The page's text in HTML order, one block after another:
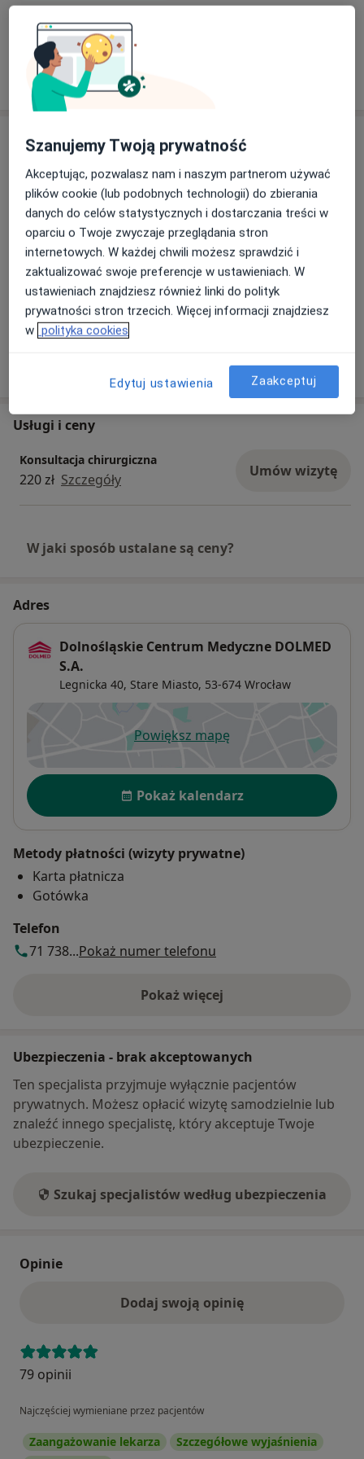
Zobacz galerię (8)
Pokaż więcej
Aktualności
lek. Zbigniew Kramkowski
Legnicka 40, 53-674 Wrocław
DCM DOLMED
30/04/2025
Usługi i ceny
Konsultacja chirurgiczna
220 zł Szczegóły Umów wizytę
W jaki sposób ustalane są ceny?
Adres
Dolnośląskie Centrum Medyczne DOLMED
S.A.
Legnicka 40, Stare Miasto, 53-674 Wrocław
Powiększ mapęotwiera się w nowej karcie
Dostępność
Pokaż kalendarz
Metody płatności (wizyty prywatne)
Karta płatnicza
Gotówka
Telefon
71 738...Pokaż numer telefonu
Pokaż więcej
o adresie
Ubezpieczenia - brak akceptowanych
Ten specjalista przyjmuje wyłącznie pacjentów
prywatnych. Możesz opłacić wizytę samodzielnie lub
znaleźć innego specjalistę, który akceptuje Twoje
ubezpieczenie.
Szukaj specjalistów według ubezpieczenia
Opinie
Dodaj swoją opinię
79 opinii
Najczęściej wymieniane przez pacjentów
Zaangażowanie lekarza
Szczegółowe wyjaśnienia
Szanujemy Twoją prywatność
Akceptując, pozwalasz nam i naszym partnerom używać
plików cookie (lub podobnych technologii) do zbierania
danych do celów statystycznych i dostarczania treści w
oparciu o Twoje zwyczaje przeglądania stron
internetowych. W każdej chwili możesz sprawdzić i
zaktualizować swoje preferencje w ustawieniach. W
ustawieniach znajdziesz również linki do polityk
prywatności stron trzecich. Więcej informacji znajdziesz
w polityka cookies
Edytuj ustawienia Zaakceptuj